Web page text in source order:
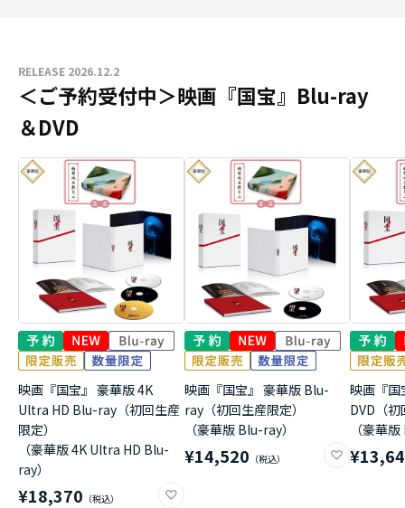
RELEASE 2026.12.2
＜ご予約受付中＞映画『国宝』Blu-ray
＆DVD
映画『国宝』 豪華版 4K
Ultra HD Blu-ray（初回生産
限定）
（豪華版 4K Ultra HD Blu-
ray）
¥18,370
映画『国宝』 豪華版 Blu-
ray（初回生産限定）
（豪華版 Blu-ray）
¥14,520
映画『国
DVD（
（豪華